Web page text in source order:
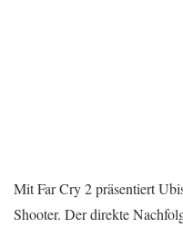
Mit Far Cry 2 präsentiert
Shooter. Der direkte